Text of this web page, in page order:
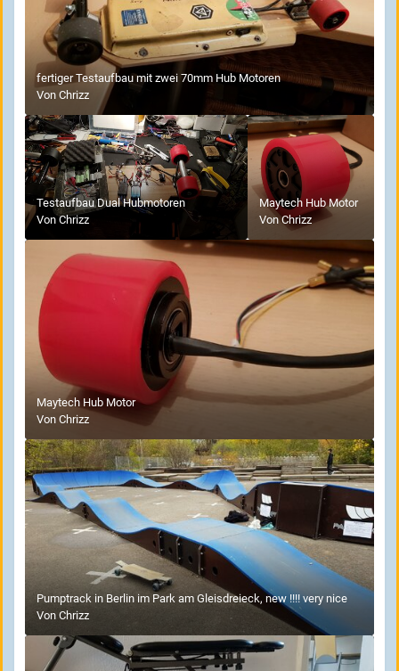
fertiger Testaufbau mit zwei 70mm Hub Motoren
Von Chrizz
Testaufbau Dual Hubmotoren
VonChrizz
Maytech Hub Motor
VonChrizz
Maytech Hub Motor
Von Chrizz
Pumptrack in Berlin im Park am Gleisdreieck, new !!!! very nice
Von Chrizz